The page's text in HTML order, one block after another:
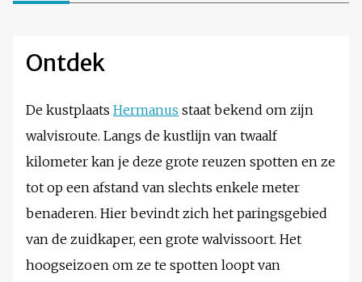
Ontdek
De kustplaats Hermanus staat bekend om zijn
walvisroute. Langs de kustlijn van twaalf
kilometer kan je deze grote reuzen spotten en ze
tot op een afstand van slechts enkele meter
benaderen. Hier bevindt zich het paringsgebied
van de zuidkaper, een grote walvissoort. Het
hoogseizoen om ze te spotten loopt van